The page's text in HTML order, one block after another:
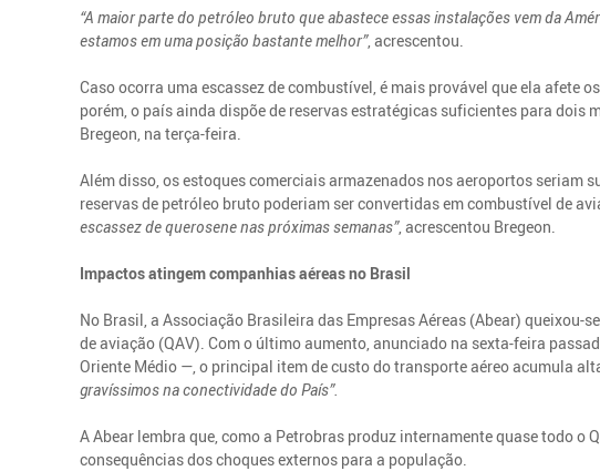
“A maior parte do petróleo bruto que abastece essas instalações vem da
estamos em uma posição bastante melhor”, acrescentou.
Caso ocorra uma escassez de combustível, é mais provável que ela afete
porém, o país ainda dispõe de reservas estratégicas suficientes para dois
Bregeon, na terça-feira.
Além disso, os estoques comerciais armazenados nos aeroportos seriam
reservas de petróleo bruto poderiam ser convertidas em combustível de
escassez de querosene nas próximas semanas”, acrescentou Bregeon.
Impactos atingem companhias aéreas no Brasil
No Brasil, a Associação Brasileira das Empresas Aéreas (Abear) queixou-
de aviação (QAV). Com o último aumento, anunciado na sexta-feira
Oriente Médio —, o principal item de custo do transporte aéreo acumula
gravíssimos na conectividade do País”.
A Abear lembra que, como a Petrobras produz internamente quase todo o
consequências dos choques externos para a população.